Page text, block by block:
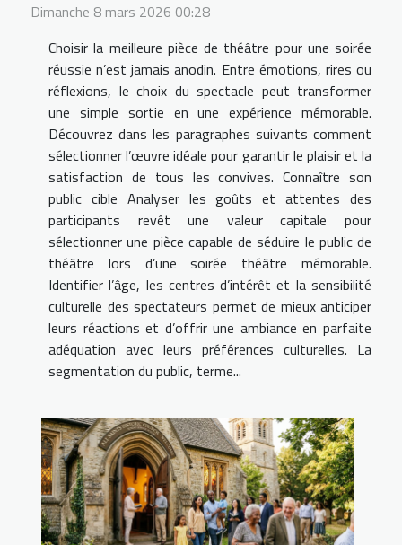
Dimanche 8 mars 2026 00:28
Choisir la meilleure pièce de théâtre pour une soirée
réussie n’est jamais anodin. Entre émotions, rires ou
réflexions, le choix du spectacle peut transformer
une simple sortie en une expérience mémorable.
Découvrez dans les paragraphes suivants comment
sélectionner l’œuvre idéale pour garantir le plaisir et la
satisfaction de tous les convives. Connaître son
public cible Analyser les goûts et attentes des
participants revêt une valeur capitale pour
sélectionner une pièce capable de séduire le public de
théâtre lors d’une soirée théâtre mémorable.
Identifier l’âge, les centres d’intérêt et la sensibilité
culturelle des spectateurs permet de mieux anticiper
leurs réactions et d’offrir une ambiance en parfaite
adéquation avec leurs préférences culturelles. La
segmentation du public, terme...